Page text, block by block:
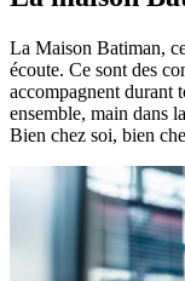
La Maison Batiman,
écoute. Ce sont des
accompagnent durant
ensemble, main dans
Bien chez soi, bien